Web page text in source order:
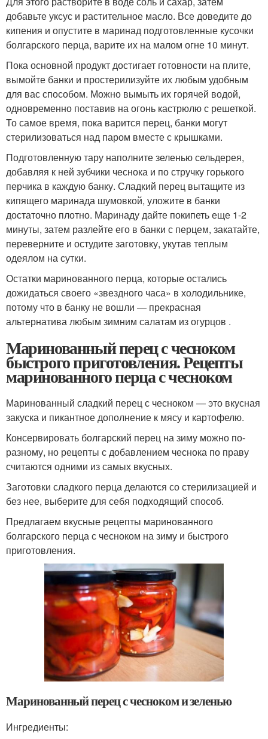
добавьте уксус и растительное масло. Все доведите до
кипения и опустите в маринад подготовленные кусочки
болгарского перца, варите их на малом огне 10 минут.
Пока основной продукт достигает готовности на плите,
вымойте банки и простерилизуйте их любым удобным
для вас способом. Можно вымыть их горячей водой,
одновременно поставив на огонь кастрюлю с решеткой.
То самое время, пока варится перец, банки могут
стерилизоваться над паром вместе с крышками.
Подготовленную тару наполните зеленью сельдерея,
добавляя к ней зубчики чеснока и по стручку горького
перчика в каждую банку. Сладкий перец вытащите из
кипящего маринада шумовкой, уложите в банки
достаточно плотно. Маринаду дайте покипеть еще 1-2
минуты, затем разлейте его в банки с перцем, закатайте,
переверните и остудите заготовку, укутав теплым
одеялом на сутки.
Остатки маринованного перца, которые остались
дожидаться своего «звездного часа» в холодильнике,
потому что в банку не вошли — прекрасная
альтернатива любым зимним салатам из огурцов .
Маринованный перец с чесноком
быстрого приготовления. Рецепты
маринованного перца с чесноком
Маринованный сладкий перец с чесноком — это вкусная
закуска и пикантное дополнение к мясу и картофелю.
Консервировать болгарский перец на зиму можно по-
разному, но рецепты с добавлением чеснока по праву
считаются одними из самых вкусных.
Заготовки сладкого перца делаются со стерилизацией и
без нее, выберите для себя подходящий способ.
Предлагаем вкусные рецепты маринованного
болгарского перца с чесноком на зиму и быстрого
приготовления.
Маринованный перец с чесноком и зеленью
Ингредиенты: